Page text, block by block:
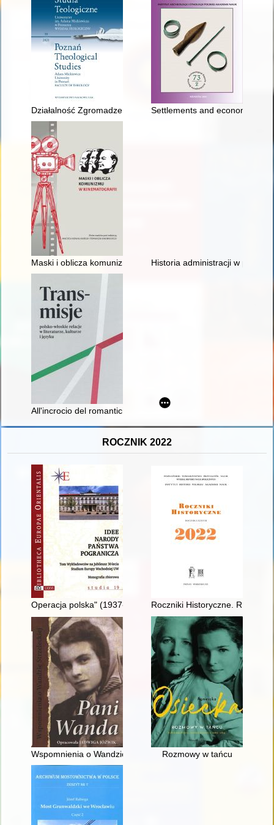
Działalność Zgromadzenia Misjonarzy Świętej Rodziny w
Settlements and economy of
Maski i oblicza komunizmu w kinematografii : zbiór studiów
Historia administracji w
All'incrocio del romanticismo : punti di confronto tra
ROCZNIK 2022
Operacja polska" (1937-1938) : kurs na pełną i ostateczną
Roczniki Historyczne. R. 88
Wspomnienia o Wandzie StrzeleckiejRozmowy w tańcu